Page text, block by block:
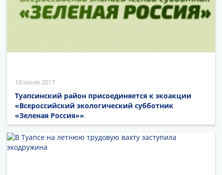
10 июля 2017
Туапсинский район присоединяется к экоакции
«Всероссийский экологический субботник
«Зеленая Россия»»